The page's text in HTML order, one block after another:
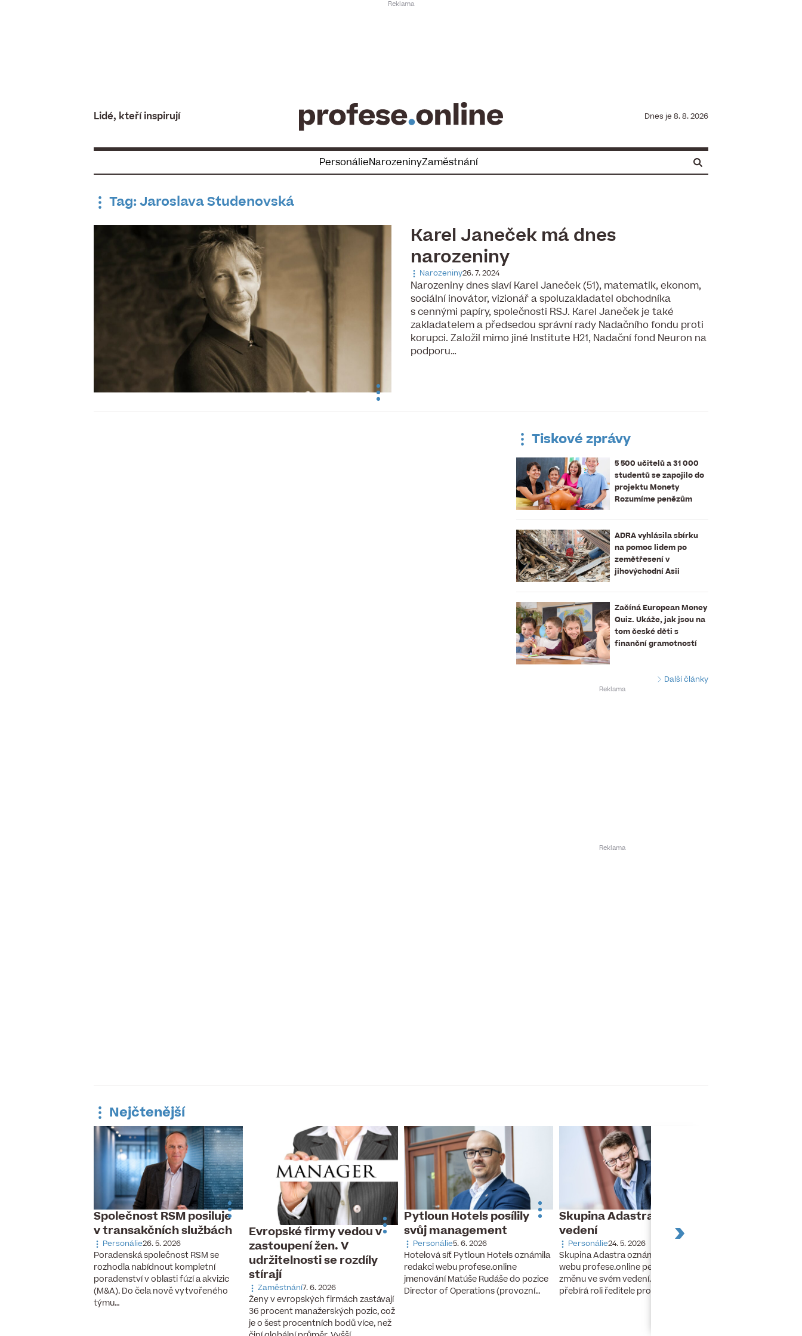
Lidé, kteří inspirují Dnes je 8. 8. 2026
PersonálieNarozeninyZaměstnání
Tag: Jaroslava Studenovská
Karel Janeček má dnes
narozeniny
Narozeniny26. 7. 2024
Narozeniny dnes slaví Karel Janeček (51), matematik, ekonom,
sociální inovátor, vizionář a spoluzakladatel obchodníka
s cennými papíry, společnosti RSJ. Karel Janeček je také
zakladatelem a předsedou správní rady Nadačního fondu proti
korupci. Založil mimo jiné Institute H21, Nadační fond Neuron na
podporu…
Tiskové zprávy
5 500 učitelů a 31 000
studentů se zapojilo do
projektu Monety
Rozumíme penězům
ADRA vyhlásila sbírku
na pomoc lidem po
zemětřesení v
jihovýchodní Asii
Začíná European Money
Quiz. Ukáže, jak jsou na
tom české děti s
finanční gramotností
Další články
Nejčtenější
Společnost RSM posiluje
v transakčních službách
Personálie26. 5. 2026
Poradenská společnost RSM se
rozhodla nabídnout kompletní
poradenství v oblasti fúzí a akvizic
(M&A). Do čela nově vytvořeného
týmu…
Evropské firmy vedou v
zastoupení žen. V
udržitelnosti se rozdíly
stírají
Zaměstnání7. 6. 2026
Ženy v evropských firmách zastávají
36 procent manažerských pozic, což
je o šest procentních bodů více, než
Pytloun Hotels posílily
svůj management
Personálie5. 6. 2026
Hotelová síť Pytloun Hotels oznámila
redakci webu profese.online
jmenování Matúše Rudáše do pozice
Director of Operations (provozní…
Skupina Adastra mění své
vedení
Personálie24. 5. 2026
Skupina Adastra oznámila redakci
webu profese.online personální
změnu ve svém vedení. Petr Zelenka
přebírá roli ředitele pro umělou…